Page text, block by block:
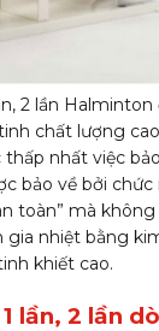
2 lần
chất lượng
nhất việc
bảo về bởi chức
toàn” mà
gia nhiệt bằng
khiết cao.
lần, 2 lần